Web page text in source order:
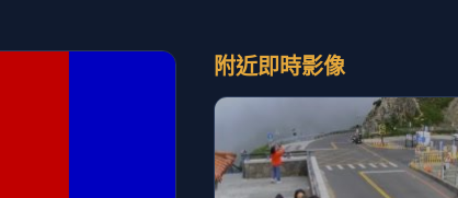
附近即時影像